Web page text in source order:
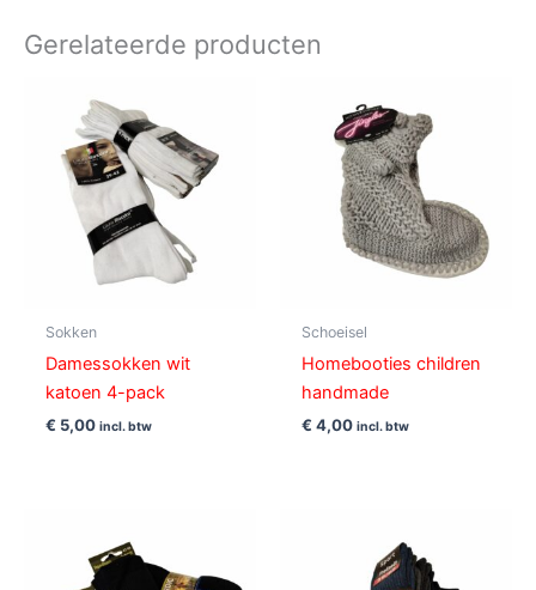
Gerelateerde producten
Sokken
Damessokken wit
katoen 4-pack
€ 5,00 incl. btw
Schoeisel
Homebooties children
handmade
€ 4,00 incl. btw